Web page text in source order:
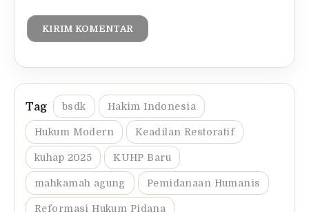
bsdk Hakim Indonesia
Hukum Modern Keadilan Restoratif
kuhap 2025 KUHP Baru
mahkamah agung Pemidanaan Humanis
Reformasi Hukum Pidana